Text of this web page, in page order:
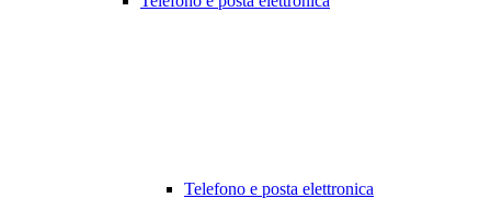
Telefono e posta elettronica